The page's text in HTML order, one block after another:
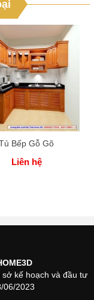
Bếp Gỗ Gõ
Liên hệ
kế hoạch và đầu tư
06/2023